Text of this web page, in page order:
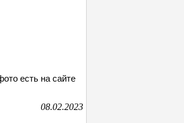
есть на сайте
08.02.2023